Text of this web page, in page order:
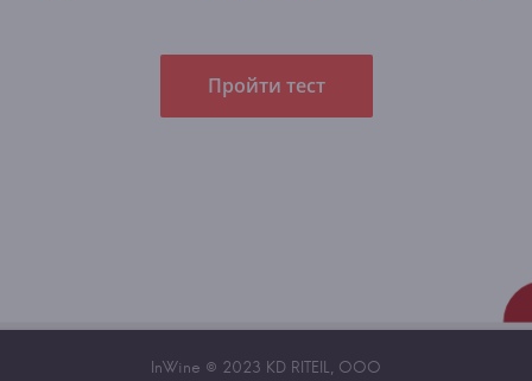
Пройти тест
InWine © 2023 KD RITEIL, OOO